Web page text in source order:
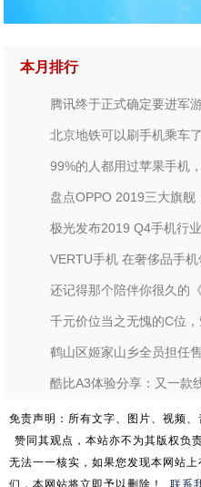
本月排行
腾讯终于正式确定要进军
北京地铁可以刷手机乘车
99%的人都用过苹果手机
盘点OPPO 2019三大旗舰
极光发布2019 Q4手机行
VERTU手机 在奢侈品手
还记得那个陪伴你很久的
千元价位当之无愧的C位
鹤山区姬家山乡全员担任
酷比A3体验分享：又一款
免责声明：所有文字、图片、视频
赞同其观点，本站亦不为其版权负
无法一一核实，如果您发现本网站
们，本网站将立即予以删除！
联系